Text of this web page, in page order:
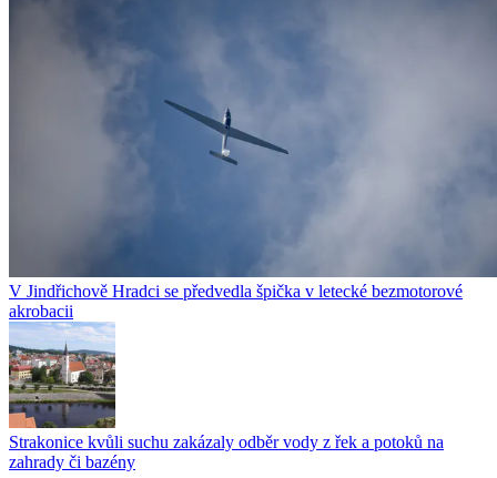
V Jindřichově Hradci se předvedla špička v letecké bezmotorové
akrobacii
Strakonice kvůli suchu zakázaly odběr vody z řek a potoků na
zahrady či bazény